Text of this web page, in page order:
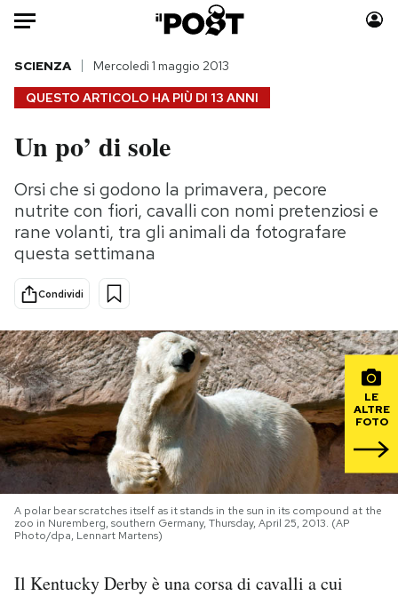
Auto
HOME
Italia
Politica
Tecnologia
Internet
Scienza
Cultura
Economia
Sport
Consumismi
Storie/Idee
Altrecose
Mondiali calcio 2026
PODCAST
NEWSLETTER
QUESTO ARTICOLO HA PIÙ DI 13 ANNI
SCIENZA Mercoledì 1 maggio 2013
Un po’ di sole
Orsi che si godono la primavera, pecore
nutrite con fiori, cavalli con nomi pretenziosi e
rane volanti, tra gli animali da fotografare
questa settimana
Condividi
LE
ALTRE
FOTO
A polar bear scratches itself as it stands in the sun in its compound at the
zoo in Nuremberg, southern Germany, Thursday, April 25, 2013. (AP
Photo/dpa, Lennart Martens)
Il Kentucky Derby è una corsa di cavalli a cui